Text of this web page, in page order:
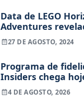
Data de LEGO
Adventures
antecipadamente
27 DE AGOSTO, 2024
Programa de
Insiders chega
eis como funciona
4 DE AGOSTO, 2026